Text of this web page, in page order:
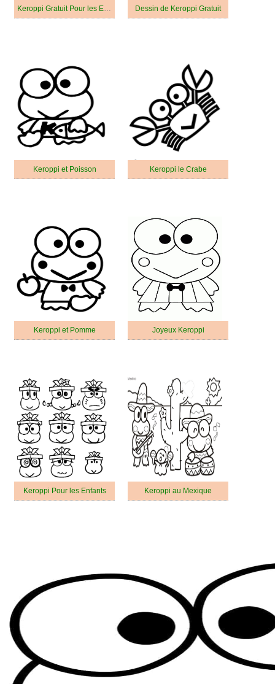
Keroppi Gratuit Pour les Enfants Dessin de Keroppi Gratuit
Keroppi et Poisson Keroppi le Crabe
Keroppi et Pomme Joyeux Keroppi
Keroppi Pour les Enfants Keroppi au Mexique